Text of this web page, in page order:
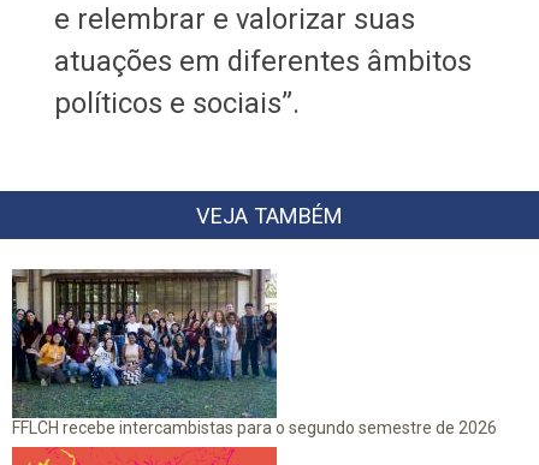
e relembrar e valorizar suas
atuações em diferentes âmbitos
políticos e sociais”.
VEJA TAMBÉM
FFLCH recebe intercambistas para o segundo semestre de 2026